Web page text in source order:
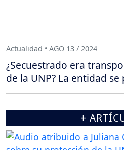
Actualidad • AGO 13 / 2024
¿Secuestrado era
de la UNP? La entidad
+